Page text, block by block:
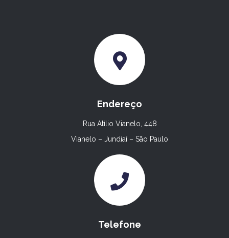
Endereço
Rua Atílio Vianelo, 448
Vianelo – Jundiaí – São Paulo
Telefone